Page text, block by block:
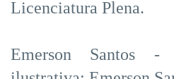
Licenciatura Plena.
Emerson Santos -